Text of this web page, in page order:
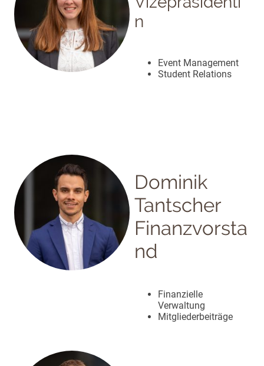
n
Event Management
Student Relations
Dominik
Tantscher
Finanzvorsta
nd
Finanzielle
Verwaltung
Mitgliederbeiträge